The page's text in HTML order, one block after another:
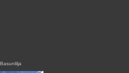
Basunlilja